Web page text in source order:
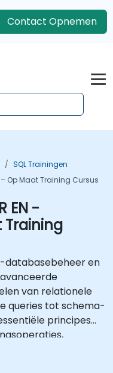
Contact Opnemen
SQL Trainingen
– Op Maat Training Cursus
EN -
Training
databasebeheer en
van relationele
queries tot schema-
principes
van